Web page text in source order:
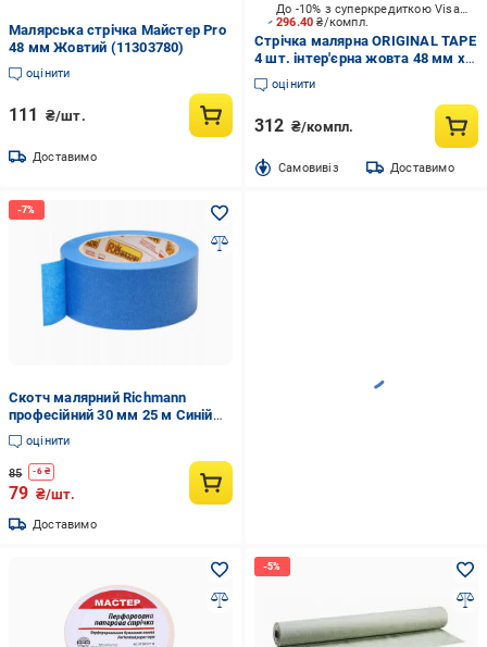
Малярська стрічка Майстер Pro
48 мм Жовтий (11303780)
оцінити
111 ₴/шт.
Доставимо
296.40₴/компл.
До -10% з суперкредиткою Visa Вигода
Стрічка малярна ORIGINAL TAPE
4 шт. інтер'єрна жовта 48 мм x
20 м
оцінити
312 ₴/компл.
Cамовивіз Доставимо
Скотч малярний Richmann
професійний 30 мм 25 м Синій
(C1960)
оцінити
85 -6₴
79 ₴/шт.
Доставимо